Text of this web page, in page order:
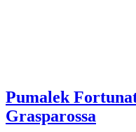
Pumalek
Grasparossa